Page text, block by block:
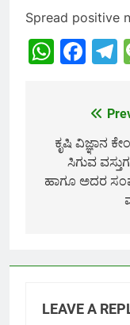
Spread positive
navigation
ಕೃಷಿ ವಿಜ್ಞಾನ
ಸಿಗುವ
ಹಾಗೂ ಅದರ
LEAVE A